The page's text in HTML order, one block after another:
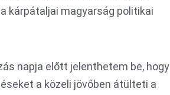
kárpátaljai magyarság politikai
napja előtt jelenthetem be, hogy
a közeli jövőben átülteti a